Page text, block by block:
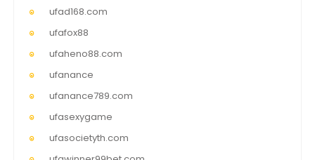
ufad168.com
ufafox88
ufaheno88.com
ufanance
ufanance789.com
ufasexygame
ufasocietyth.com